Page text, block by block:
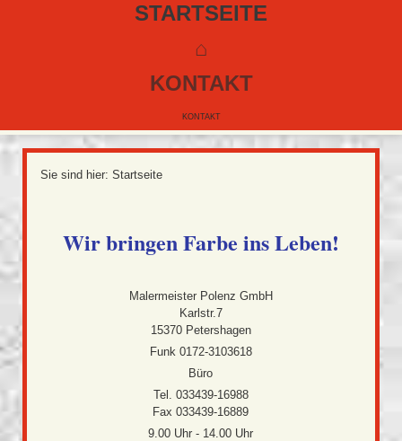
STARTSEITE
⌂
KONTAKT
KONTAKT
Sie sind hier: Startseite
Wir bringen Farbe ins Leben!
Malermeister Polenz GmbH
Karlstr.7
15370 Petershagen
Funk 0172-3103618
Büro
Tel. 033439-16988
Fax 033439-16889
9.00 Uhr - 14.00 Uhr